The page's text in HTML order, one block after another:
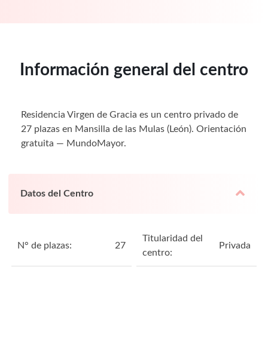
Información general del centro
Residencia Virgen de Gracia es un centro privado de
27 plazas en Mansilla de las Mulas (León). Orientación
gratuita — MundoMayor.
Datos del Centro
N° de plazas: 27
Titularidad del
centro:
Privada